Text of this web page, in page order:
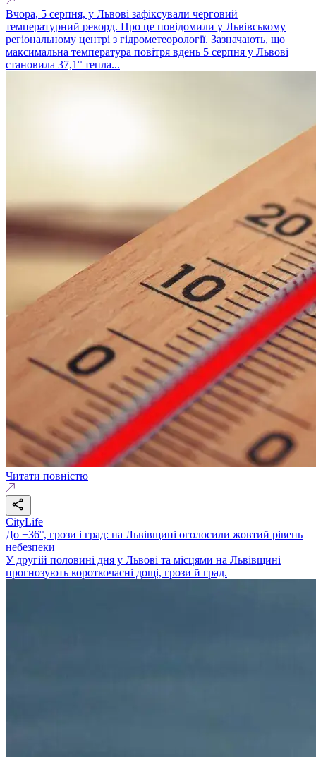
Вчора, 5 серпня, у Львові зафіксували черговий
температурний рекорд. Про це повідомили у Львівському
регіональному центрі з гідрометеорології. Зазначають, що
максимальна температура повітря вдень 5 серпня у Львові
становила 37,1° тепла...
Читати повністю
CityLife
До +36°, грози і град: на Львівщині оголосили жовтий рівень
небезпеки
У другій половині дня у Львові та місцями на Львівщині
прогнозують короткочасні дощі, грози й град.